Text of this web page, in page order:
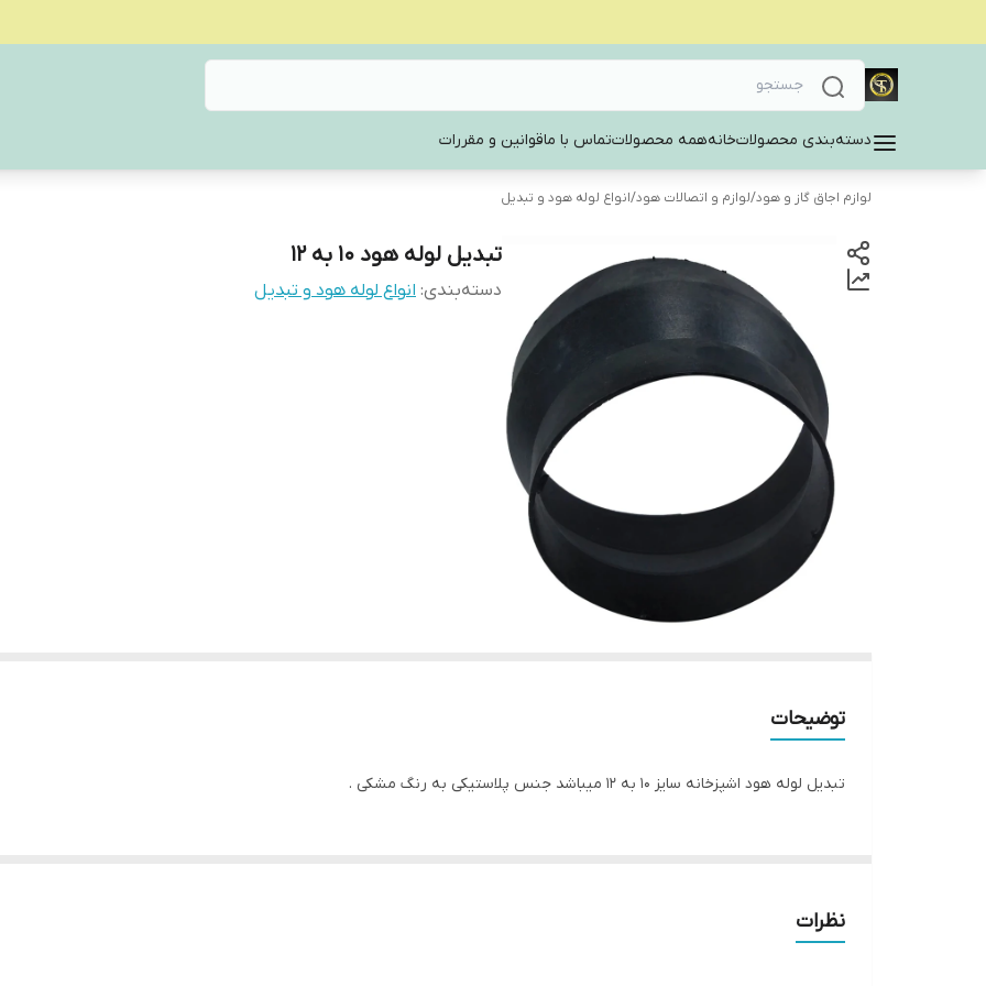
دسته‌بندی محصولاتخانههمه محصولاتتماس با ماقوانین و مقررات
لوازم اجاق گاز و هود/لوازم و اتصالات هود/انواع لوله هود و تبدیل
تبدیل لوله هود 10 به 12
دسته‌بندی: انواع لوله هود و تبدیل
توضیحات
تبدیل لوله هود اشپزخانه سایز ۱۰ به ۱۲ میباشد جنس پلاستیکی به رنگ مشکی .
نظرات